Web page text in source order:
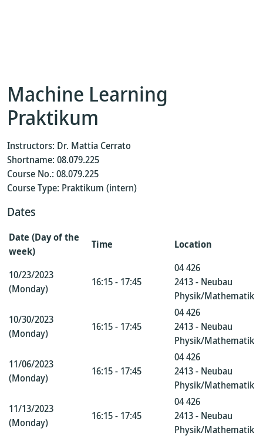
Machine Learning
Praktikum
Instructors: Dr. Mattia Cerrato
Shortname: 08.079.225
Course No.: 08.079.225
Course Type: Praktikum (intern)
Dates
Date (Day of the
week)
Time Location
10/23/2023
(Monday)
16:15 - 17:45
04 426
2413 - Neubau
Physik/Mathematik
10/30/2023
(Monday)
16:15 - 17:45
04 426
2413 - Neubau
Physik/Mathematik
11/06/2023
(Monday)
16:15 - 17:45
04 426
2413 - Neubau
Physik/Mathematik
11/13/2023
(Monday)
16:15 - 17:45
04 426
2413 - Neubau
Physik/Mathematik